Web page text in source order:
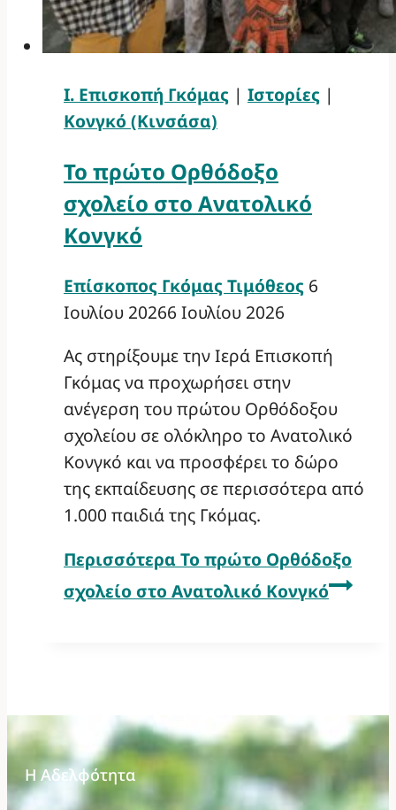
Ι. Επισκοπή Γκόμας | Ιστορίες |
Κονγκό (Κινσάσα)
Το πρώτο Ορθόδοξο
σχολείο στο Ανατολικό
Κονγκό
Επίσκοπος Γκόμας Τιμόθεος 6
Ιουλίου 20266 Ιουλίου 2026
Ας στηρίξουμε την Ιερά Επισκοπή
Γκόμας να προχωρήσει στην
ανέγερση του πρώτου Ορθόδοξου
σχολείου σε ολόκληρο το Ανατολικό
Κονγκό και να προσφέρει το δώρο
της εκπαίδευσης σε περισσότερα από
1.000 παιδιά της Γκόμας.
Περισσότερα Το πρώτο Ορθόδοξο
σχολείο στο Ανατολικό Κονγκό
Η Αδελφότητα